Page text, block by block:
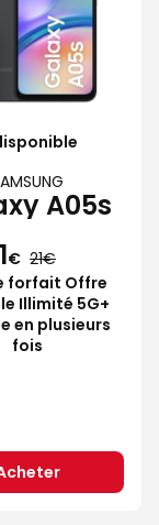
A05s
1€ 21
forfait Offre
Illimité 5G+
en plusieurs
fois